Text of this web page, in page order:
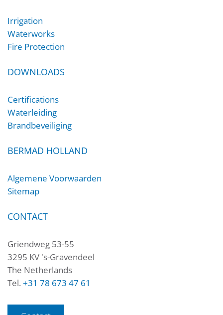
Irrigation
Waterworks
Fire Protection
DOWNLOADS
Certifications
Waterleiding
Brandbeveiliging
BERMAD HOLLAND
Algemene Voorwaarden
Sitemap
CONTACT
Griendweg 53-55
3295 KV 's-Gravendeel
The Netherlands
Tel. +31 78 673 47 61